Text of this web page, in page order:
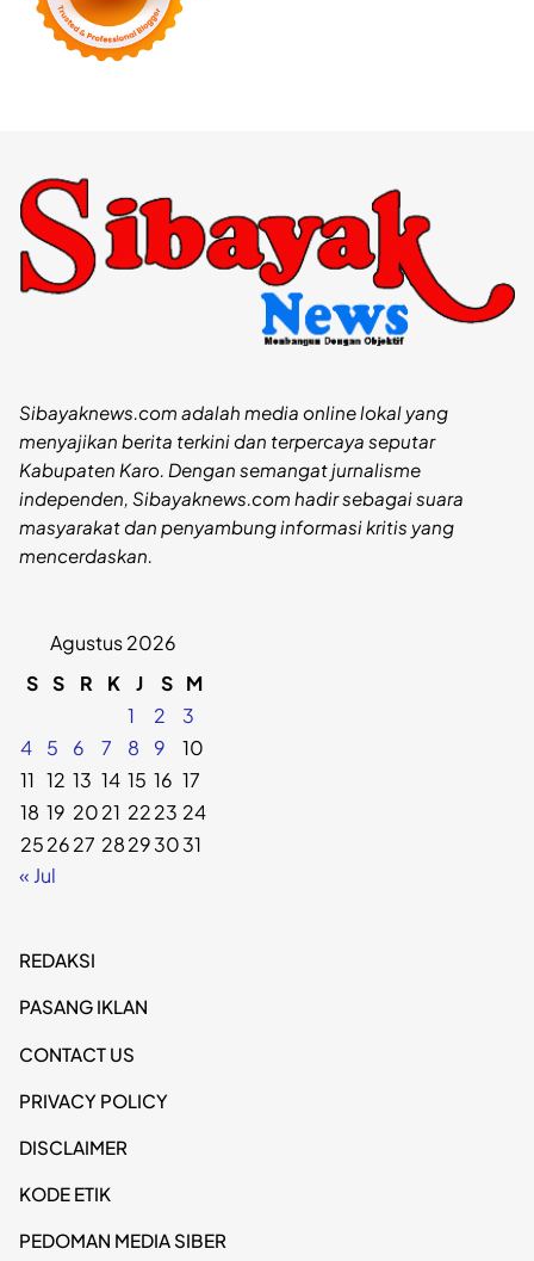
Sibayaknews.com adalah media online lokal yang
menyajikan berita terkini dan terpercaya seputar
Kabupaten Karo. Dengan semangat jurnalisme
independen, Sibayaknews.com hadir sebagai suara
masyarakat dan penyambung informasi kritis yang
mencerdaskan.
Agustus 2026
S S R K J S M
1
2
3
4
5 6 7 8 9
10
11 12 13 14 15 16 17
18 19 2021 2223 24
252627 28293031
« Jul
REDAKSI
PASANG IKLAN
CONTACT US
PRIVACY POLICY
DISCLAIMER
KODE ETIK
PEDOMAN MEDIA SIBER